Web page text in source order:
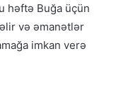
həftə Buğa üçün
və əmanətlər
imkan verə